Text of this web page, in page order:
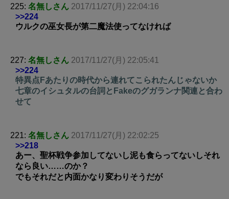
225: 名無しさん 2017/11/27(月) 22:04:16
>>224
ウルクの巫女長が第二魔法使ってなければ
227: 名無しさん 2017/11/27(月) 22:05:41
>>224
特異点Fあたりの時代から連れてこられたんじゃないか
七章のイシュタルの台詞とFakeのグガランナ関連と合わ
せて
221: 名無しさん 2017/11/27(月) 22:02:25
>>218
あー、聖杯戦争参加してないし泥も食らってないしそれ
なら良い……のか？
でもそれだと内面かなり変わりそうだが